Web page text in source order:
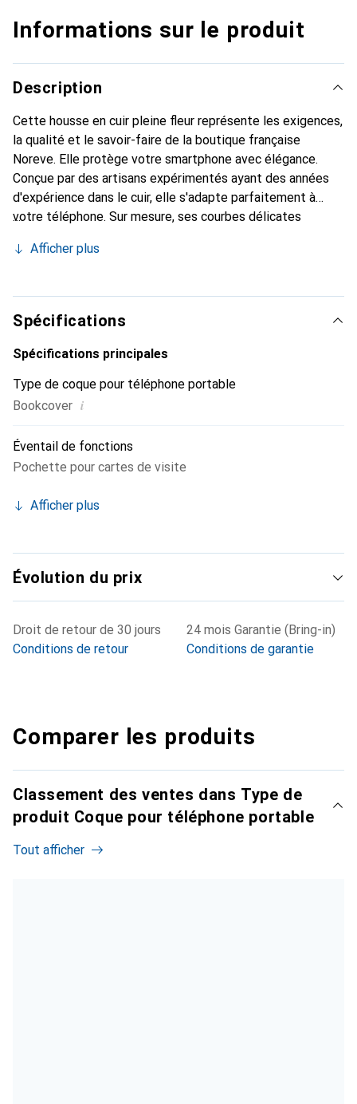
Informations sur le produit
Description
Cette housse en cuir pleine fleur représente les exigences,
la qualité et le savoir-faire de la boutique française
Noreve. Elle protège votre smartphone avec élégance.
Conçue par des artisans expérimentés ayant des années
d'expérience dans le cuir, elle s'adapte parfaitement à
votre téléphone. Sur mesure, ses courbes délicates
l'accessoire chic et indispensable pour votre smartphone.
qualité, la marque Noreve est un choix fiable pour une
clientèle exigeante.
Afficher plus
Spécifications
Spécifications principales
Type de coque pour téléphone portable
Bookcover i
Éventail de fonctions
Pochette pour cartes de visite
Afficher plus
Évolution du prix
Droit de retour de 30 jours
Conditions de retour
24 mois Garantie (Bring-in)
Conditions de garantie
Comparer les produits
Classement des ventes dans Type de
produit Coque pour téléphone portable
Tout afficher